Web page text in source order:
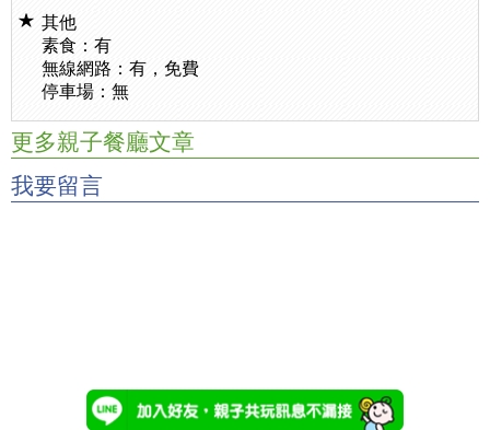
其他
素食：有
無線網路：有，免費
停車場：無
更多親子餐廳文章
我要留言